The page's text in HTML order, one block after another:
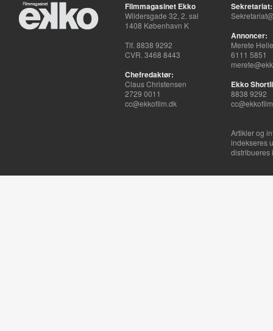
Filmmagasinet Ekko
Wildersgade 32, 2. sal
1408 København K
Tlf. 8838 9292
CVR. 3468 8443
Chefredaktør:
Claus Christensen
2729 0011
cc@ekkofilm.dk
Sekretariat:
Annoncer:
Merete
6111 5851
Ekko
8838 9292
Artikler og
indekseres
distribueres